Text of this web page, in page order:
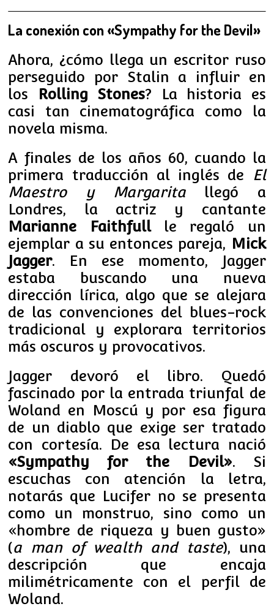
La conexión con «Sympathy for the Devil»
Ahora, ¿cómo llega un escritor ruso
perseguido por Stalin a influir en
los
Rolling Stones? La historia es
casi tan cinematográfica como la
novela misma.
A finales de los años 60, cuando la
primera traducción al inglés de El
Maestro y Margarita llegó a
Londres, la actriz y cantante
Marianne Faithfullle regaló un
ejemplar a su entonces pareja, Mick
Jagger. En ese momento, Jagger
estaba buscando una nueva
dirección lírica, algo que se alejara
de las convenciones del blues-rock
tradicional y explorara territorios
más oscuros y provocativos.
Jagger devoró el libro. Quedó
fascinado por la entrada triunfal de
Woland en Moscú y por esa figura
de un diablo que exige ser tratado
con cortesía. De esa lectura nació
«Sympathy for the Devil». Si
escuchas con atención la letra,
notarás que Lucifer no se presenta
como un monstruo, sino como un
«hombre de riqueza y buen gusto»
(a man of wealth and taste), una
descripción que encaja
milimétricamente con el perfil de
Woland.